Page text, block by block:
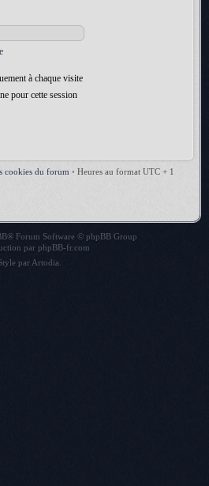
à chaque visite
pour cette session
cookies du forum • Heures au format UTC + 1
® Forum Software © phpBB Group
par phpBB-fr.com
par Artodia